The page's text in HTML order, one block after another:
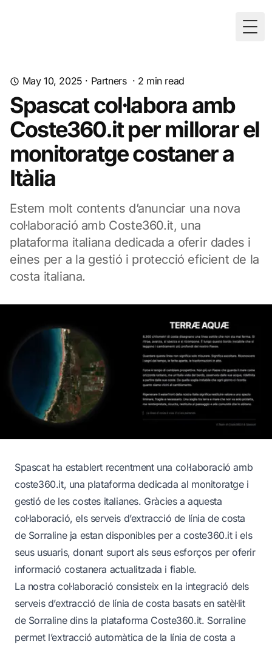
May 10, 2025 · Partners· 2 min read
Spascat col·labora amb
Coste360.it per millorar el
monitoratge costaner a
Itàlia
Estem molt contents d’anunciar una nova
col·laboració amb Coste360.it, una
plataforma italiana dedicada a oferir dades i
eines per a la gestió i protecció eficient de la
costa italiana.
Spascat ha establert recentment una col·laboració amb
coste360.it, una plataforma dedicada al monitoratge i
gestió de les costes italianes. Gràcies a aquesta
col·laboració, els serveis d’extracció de línia de costa
de Sorraline ja estan disponibles per a coste360.it i els
seus usuaris, donant suport als seus esforços per oferir
informació costanera actualitzada i fiable.
La nostra col·laboració consisteix en la integració dels
serveis d’extracció de línia de costa basats en satèl·lit
de Sorraline dins la plataforma Coste360.it. Sorraline
permet l’extracció automàtica de la línia de costa a